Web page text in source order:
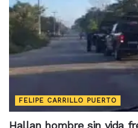
FELIPE CARRILLO PUERTO
Hallan hombre sin vida